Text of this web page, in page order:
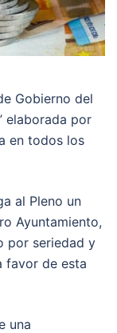
Gobierno del
elaborada por
en todos los
al Pleno un
Ayuntamiento,
por seriedad y
favor de esta
una